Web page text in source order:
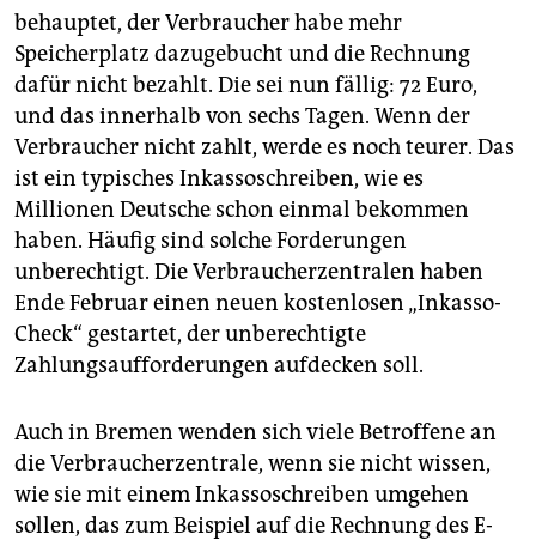
epaper login
behauptet, der Verbraucher habe mehr
Speicherplatz dazugebucht und die Rechnung
dafür nicht bezahlt. Die sei nun fällig: 72 Euro,
und das innerhalb von sechs Tagen. Wenn der
Verbraucher nicht zahlt, werde es noch teurer. Das
ist ein typisches Inkassoschreiben, wie es
Millionen Deutsche schon einmal bekommen
haben. Häufig sind solche Forderungen
unberechtigt. Die Verbraucherzentralen haben
Ende Februar einen neuen kostenlosen „Inkasso-
Check“ gestartet, der unberechtigte
Zahlungsaufforderungen aufdecken soll.
Auch in Bremen wenden sich viele Betroffene an
die Verbraucherzentrale, wenn sie nicht wissen,
wie sie mit einem Inkassoschreiben umgehen
sollen, das zum Beispiel auf die Rechnung des E-